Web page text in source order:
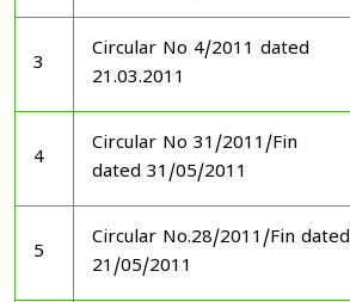
3
Circular No 4/2011 dated
21.03.2011
4
Circular No 31/2011/Fin
dated 31/05/2011
5
Circular No.28/2011/Fin dated
21/05/2011